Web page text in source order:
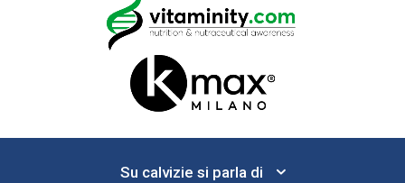
Su calvizie si parla di